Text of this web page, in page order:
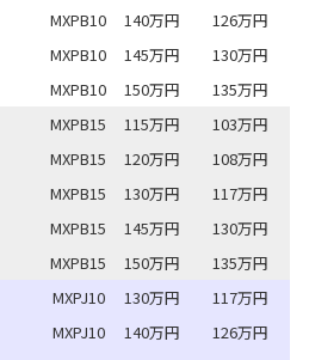
MXPB10 140万円
126万円
MXPB10 145万円
130万円
MXPB10 150万円
135万円
MXPB15 115万円
103万円
MXPB15 120万円
108万円
MXPB15 130万円
117万円
MXPB15 145万円
130万円
MXPB15 150万円
135万円
MXPJ10 130万円
117万円
MXPJ10 140万円
126万円